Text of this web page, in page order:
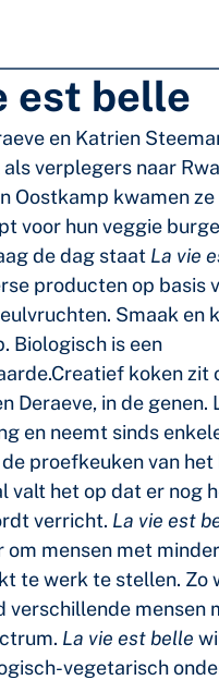
est belle
en Katrien
verplegers naar
Oostkamp kwamen
voor hun veggie
de dag staat La vie
producten op basis
Smaak en
Biologisch is een
Creatief koken zit
Deraeve, in de genen.
en neemt sinds
proefkeuken van
valt het op dat er nog
verricht. La vie est
om mensen met
te werk te stellen. Zo
verschillende mensen
La vie est belle
vegetarisch